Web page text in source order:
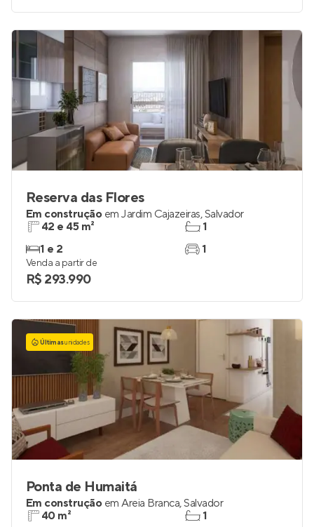
Reserva das Flores
Em construção em Jardim Cajazeiras,Salvador
42 e 45 m²
1 e 2
1
1
Venda a partir de
R$ 293.990
Últimasunidades
Ponta de Humaitá
Em construção em Areia Branca,Salvador
40 m²
1